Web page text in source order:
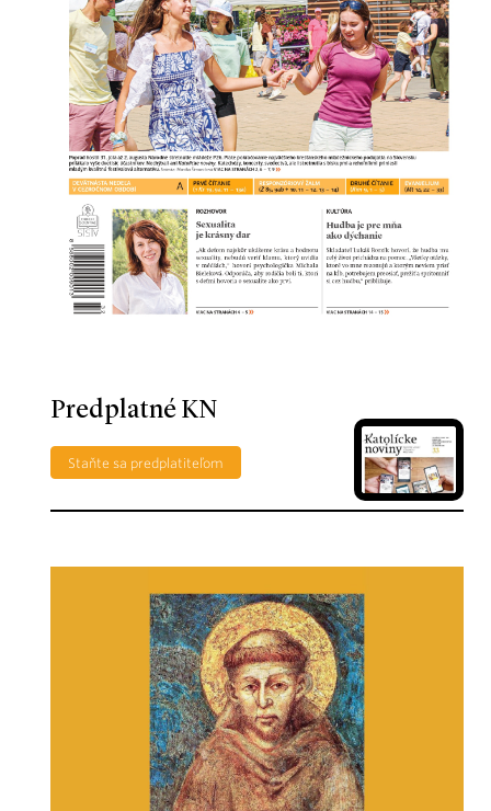
Predplatné KN
Staňte sa predplatiteľom